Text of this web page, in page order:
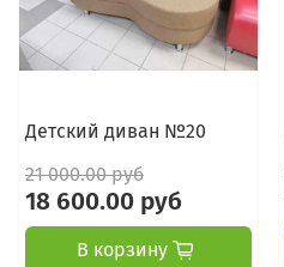
Детский диван №20
21 000.00 руб
18 600.00 руб
В корзину